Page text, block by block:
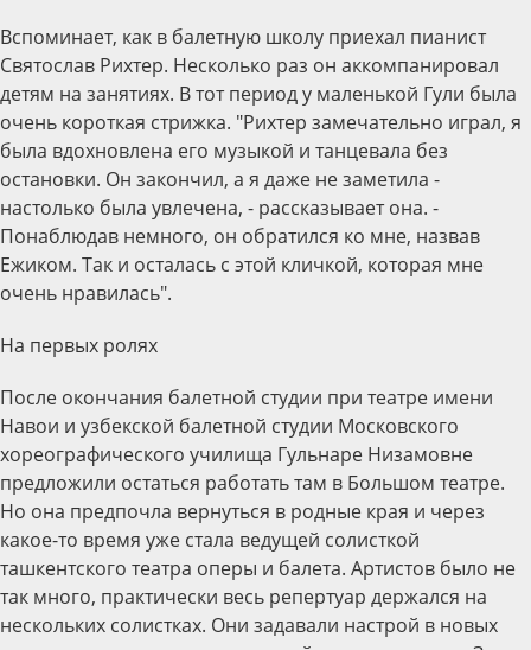
Вспоминает, как в балетную школу приехал пианист
Святослав Рихтер. Несколько раз он аккомпанировал
детям на занятиях. В тот период у маленькой Гули была
очень короткая стрижка. "Рихтер замечательно играл, я
была вдохновлена его музыкой и танцевала без
остановки. Он закончил, а я даже не заметила -
настолько была увлечена, - рассказывает она. -
Понаблюдав немного, он обратился ко мне, назвав
Ежиком. Так и осталась с этой кличкой, которая мне
очень нравилась".
На первых ролях
После окончания балетной студии при театре имени
Навои и узбекской балетной студии Московского
хореографического училища Гульнаре Низамовне
предложили остаться работать там в Большом театре.
Но она предпочла вернуться в родные края и через
какое-то время уже стала ведущей солисткой
ташкентского театра оперы и балета. Артистов было не
так много, практически весь репертуар держался на
нескольких солистках. Они задавали настрой в новых